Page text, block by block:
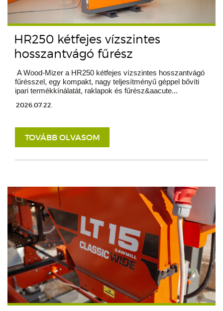
HR250 kétfejes vízszintes
hosszantvágó fűrész
A Wood-Mizer a HR250 kétfejes vízszintes hosszantvágó
fűrésszel, egy kompakt, nagy teljesítményű géppel bővíti
ipari termékkínálatát, raklapok és fűrész&aacute...
2026.07.22.
TOVÁBB OLVASOM